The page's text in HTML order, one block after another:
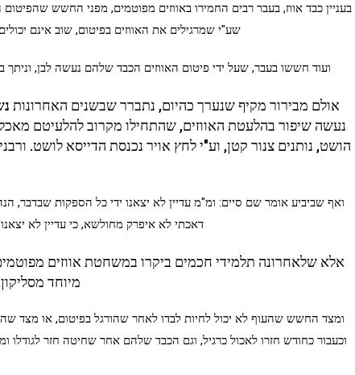
בעניין כבד אווז, בעבר רבים החמירו באווזים מפוטמים, מפני החשש
שע"י שמרגילים את האווזים בפיטום, שוב אינם
ועוד חששו בעבר, שעל ידי פיטום האווזים הכבד שלהם נעשה לבן, וניתך
אולם מבירור מקיף שנערך כהיום, נתברר שבשנים האחרונות
נעשה שיפור בהלעטת האווזים, שהתחילו מקרוב להלעיטם
הושט, נותנים צנור קטן, וע"י לחץ אויר נכנסת הדייסא לושט.
ואף שביביע אומר שם סיים: ומ"מ עדיין לא יצאנו ידי כל הספקות שבדבר,
דאכתי לא איפרק מחולשא, כי עדיין לא
אלא שלאחרונה תלמידי חכמים ביקרו במשחטת אווזים
מיוחד
ומצד החשש שהעוף לא יכול לחיות לבדו לאחר שהורגל בפיטום, או מצד
וכעבור כחודש חזרו לאכול כרגיל, וגם הכבד שלהם אחר שחיטה חזר לגודלו